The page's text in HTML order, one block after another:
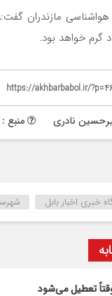
مازندران گفت:
گرم خواهد بود.
https://akhbarbabol.ir/
نادری منبع
خبری اخبار بابل
تعطیل می‌شود